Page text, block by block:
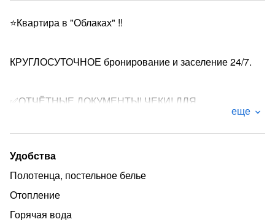
⭐Квартира в "Облаках" !!
КРУГЛОСУТОЧНОЕ бронирование и заселение 24/7.
✅ОТЧЁТНЫЕ ДОКУМЕНТЫ! ЧЕКИ! ДЛЯ
✔️Заезд с 14:00
✔️Расчетный час в 12:00
еще
Удобства
Полотенца, постельное белье
Отопление
Горячая вода